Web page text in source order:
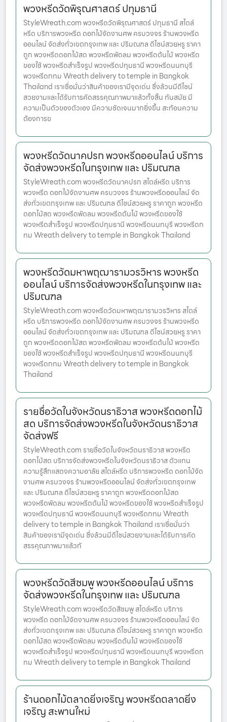
พวงหรีดวัดพิรุณศาสตร์ ปทุมธานี
StyleWreath.com พวงหรีดวัดพิรุณศาสตร์ ปทุมธานี สไตล์
หรีด บริการพวงหรีด ดอกไม้จัดงานศพ ครบวงจร ร้านพวงหรีด
ออนไลน์ จัดส่งทั่วเขตกรุงเทพ และ ปริมณฑล ดีไซน์สวยหรู ราคา
ถูก พวงหรีดดอกไม้สด พวงหรีดพัดลม พวงหรีดต้นไม้ พวงหรีด
ของใช้ พวงหรีดสำเร็จรูป พวงหรีดปทุมธานี พวงหรีดนนทบุรี
พวงหรีดกทม Wreath delivery to temple in Bangkok
Thailand เราเชื่อมั่นว่าสินค้าของเรามีจุดเด่น ซึ่งล้วนมีดีไซน์
สวยงามและได้รับการคัดสรรคุณภาพมาแล้วทั้งสิ้น ทันสมัย มี
ความเป็นตัวของตัวเอง มีความชัดเจนมากยิ่งขึ้น สะท้อนความ
ต้องการข
พวงหรีดวัดนาคปรก พวงหรีดออนไลน์ บริการ
จัดส่งพวงหรีดในกรุงเทพ และ ปริมณฑล
StyleWreath.com พวงหรีดวัดนาคปรก สไตล์หรีด บริการ
พวงหรีด ดอกไม้จัดงานศพ ครบวงจร ร้านพวงหรีดออนไลน์ จัด
ส่งทั่วเขตกรุงเทพ และ ปริมณฑล ดีไซน์สวยหรู ราคาถูก พวงหรีด
ดอกไม้สด พวงหรีดพัดลม พวงหรีดต้นไม้ พวงหรีดของใช้
พวงหรีดสำเร็จรูป พวงหรีดปทุมธานี พวงหรีดนนทบุรี พวงหรีดก
ทม Wreath delivery to temple in Bangkok Thailand
พวงหรีดวัดมหาพฤฒารามวรวิหาร พวงหรีด
ออนไลน์ บริการจัดส่งพวงหรีดในกรุงเทพ และ
ปริมณฑล
StyleWreath.com พวงหรีดวัดมหาพฤฒารามวรวิหาร สไตล์
หรีด บริการพวงหรีด ดอกไม้จัดงานศพ ครบวงจร ร้านพวงหรีด
ออนไลน์ จัดส่งทั่วเขตกรุงเทพ และ ปริมณฑล ดีไซน์สวยหรู ราคา
ถูก พวงหรีดดอกไม้สด พวงหรีดพัดลม พวงหรีดต้นไม้ พวงหรีด
ของใช้ พวงหรีดสำเร็จรูป พวงหรีดปทุมธานี พวงหรีดนนทบุรี
พวงหรีดกทม Wreath delivery to temple in Bangkok
Thailand
รายชื่อวัดในจังหวัดนราธิวาส พวงหรีดดอกไม้
สด บริการจัดส่งพวงหรีดในจังหวัดนราธิวาส
จัดส่งฟรี
StyleWreath.com รายชื่อวัดในจังหวัดนราธิวาส พวงหรีด
ดอกไม้สด บริการจัดส่งพวงหรีดในจังหวัดนราธิวาส ตัวแทน
ความรู้สึกแสดงความอาลัย สไตล์หรีด บริการพวงหรีด ดอกไม้จัด
งานศพ ครบวงจร ร้านพวงหรีดออนไลน์ จัดส่งทั่วเขตกรุงเทพ
และ ปริมณฑล ดีไซน์สวยหรู ราคาถูก พวงหรีดดอกไม้สด
พวงหรีดพัดลม พวงหรีดต้นไม้ พวงหรีดของใช้ พวงหรีดสำเร็จรูป
พวงหรีดปทุมธานี พวงหรีดนนทบุรี พวงหรีดกทม Wreath
delivery to temple in Bangkok Thailand เราเชื่อมั่นว่า
สินค้าของเรามีจุดเด่น ซึ่งล้วนมีดีไซน์สวยงามและได้รับการคัด
สรรคุณภาพมาแล้วทั
พวงหรีดวัดสีชมพู พวงหรีดออนไลน์ บริการ
จัดส่งพวงหรีดในกรุงเทพ และ ปริมณฑล
StyleWreath.com พวงหรีดวัดสีชมพู สไตล์หรีด บริการ
พวงหรีด ดอกไม้จัดงานศพ ครบวงจร ร้านพวงหรีดออนไลน์ จัด
ส่งทั่วเขตกรุงเทพ และ ปริมณฑล ดีไซน์สวยหรู ราคาถูก พวงหรีด
ดอกไม้สด พวงหรีดพัดลม พวงหรีดต้นไม้ พวงหรีดของใช้
พวงหรีดสำเร็จรูป พวงหรีดปทุมธานี พวงหรีดนนทบุรี พวงหรีดก
ทม Wreath delivery to temple in Bangkok Thailand
ร้านดอกไม้ตลาดยิ่งเจริญ พวงหรีดตลาดยิ่ง
เจริญ สะพานใหม่